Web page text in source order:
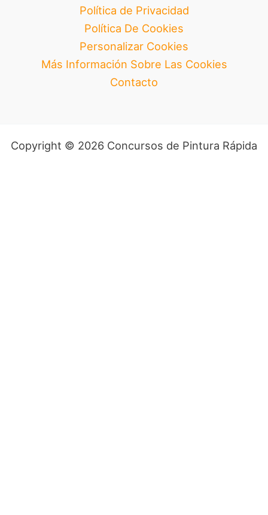
Política de Privacidad
Política De Cookies
Personalizar Cookies
Más Información Sobre Las Cookies
Contacto
Copyright © 2026 Concursos de Pintura Rápida